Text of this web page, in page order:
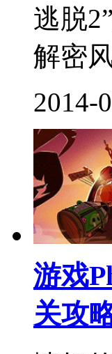
逃脱
解密
2014-
游戏
关攻